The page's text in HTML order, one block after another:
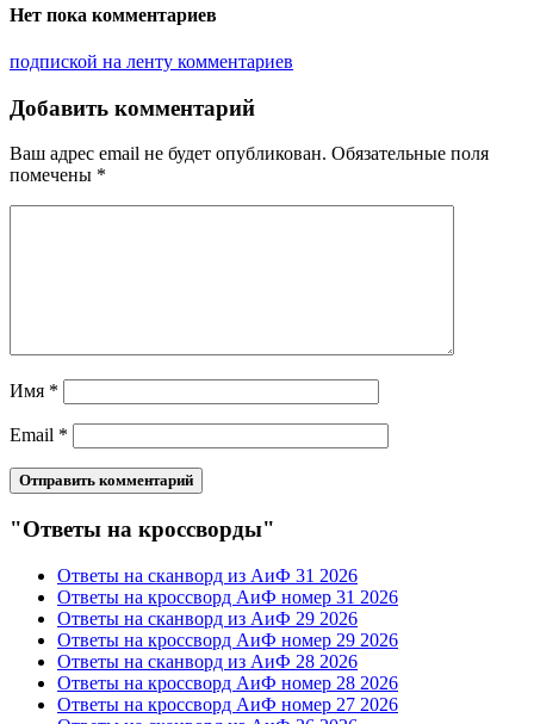
Нет пока комментариев
подпиской на ленту комментариев
Добавить комментарий
Ваш адрес email не будет опубликован. Обязательные поля
помечены *
Имя *
Email *
"Ответы на кроссворды"
Ответы на сканворд из АиФ 31 2026
Ответы на кроссворд АиФ номер 31 2026
Ответы на сканворд из АиФ 29 2026
Ответы на кроссворд АиФ номер 29 2026
Ответы на сканворд из АиФ 28 2026
Ответы на кроссворд АиФ номер 28 2026
Ответы на кроссворд АиФ номер 27 2026